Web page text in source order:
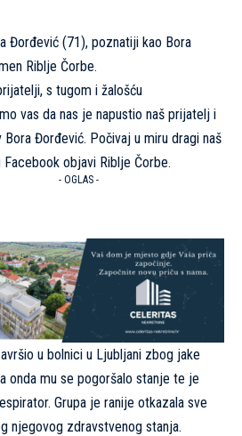
Đorđević (71), poznatiji kao Bora
Riblje Čorbe.
s tugom i žalošću
vas da nas je napustio naš prijatelj i
Bora Đorđević. Počivaj u miru dragi naš
Facebook objavi Riblje Čorbe.
- OGLAS -
u bolnici u Ljubljani zbog jake
onda mu se pogoršalo stanje te je
Grupa je ranije otkazala sve
njegovog zdravstvenog stanja.